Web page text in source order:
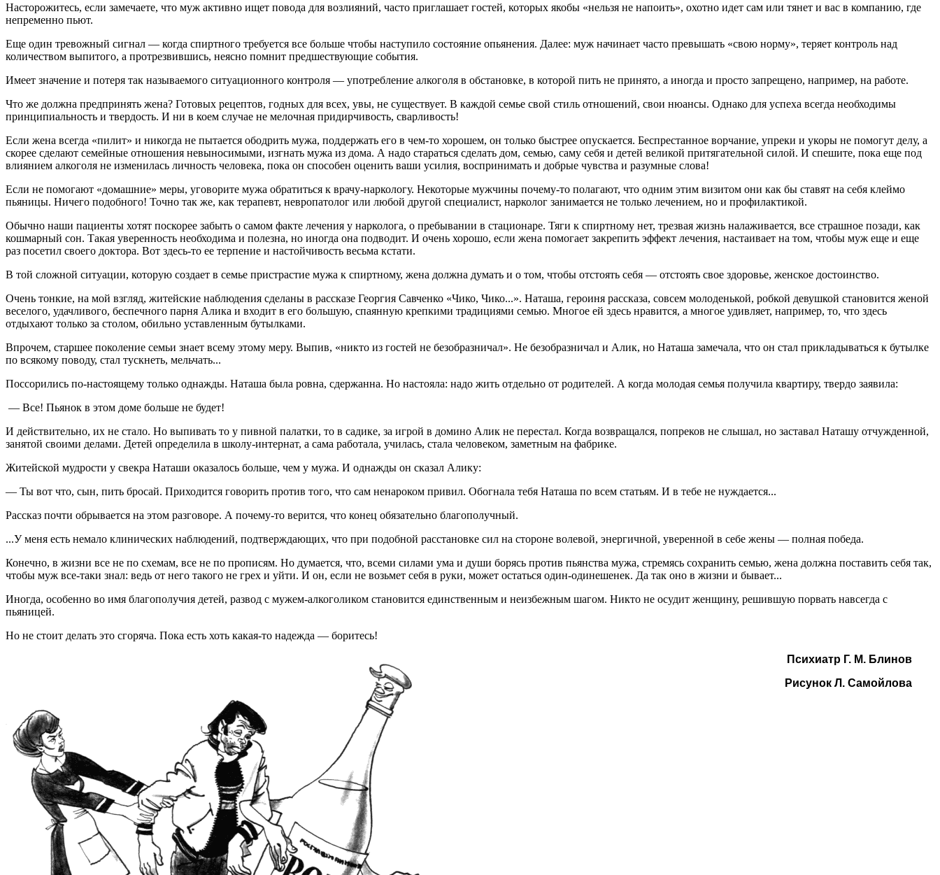
Насторожитесь, если замечаете, что муж активно ищет повода для возлияний, часто приглашает гостей, которых якобы «нельзя не напоить», охотно идет сам или тянет и вас в компанию, где
непременно пьют.
Еще один тревожный сигнал — когда спиртного требуется все больше чтобы наступило состояние опьянения. Далее: муж начинает часто превышать «свою норму», теряет контроль над
количеством выпитого, а протрезвившись, неясно помнит предшествующие события.
Имеет значение и потеря так называемого ситуационного контроля — употребление алкоголя в обстановке, в которой пить не принято, а иногда и просто запрещено, например, на работе.
Что же должна предпринять жена? Готовых рецептов, годных для всех, увы, не существует. В каждой семье свой стиль отношений, свои нюансы. Однако для успеха всегда необходимы
принципиальность и твердость. И ни в коем случае не мелочная придирчивость, сварливость!
Если жена всегда «пилит» и никогда не пытается ободрить мужа, поддержать его в чем-то хорошем, он только быстрее опускается. Беспрестанное ворчание, упреки и укоры не помогут делу, а
скорее сделают семейные отношения невыносимыми, изгнать мужа из дома. А надо стараться сделать дом, семью, саму себя и детей великой притягательной силой. И спешите, пока еще под
влиянием алкоголя не изменилась личность человека, пока он способен оценить ваши усилия, воспринимать и добрые чувства и разумные слова!
Если не помогают «домашние» меры, уговорите мужа обратиться к врачу-наркологу. Некоторые мужчины почему-то полагают, что одним этим визитом они как бы ставят на себя клеймо
пьяницы. Ничего подобного! Точно так же, как терапевт, невропатолог или любой другой специалист, нарколог занимается не только лечением, но и профилактикой.
Обычно наши пациенты хотят поскорее забыть о самом факте лечения у нарколога, о пребывании в стационаре. Тяги к спиртному нет, трезвая жизнь налаживается, все страшное позади, как
кошмарный сон. Такая уверенность необходима и полезна, но иногда она подводит. И очень хорошо, если жена помогает закрепить эффект лечения, настаивает на том, чтобы муж еще и еще
раз посетил своего доктора. Вот здесь-то ее терпение и настойчивость весьма кстати.
В той сложной ситуации, которую создает в семье пристрастие мужа к спиртному, жена должна думать и о том, чтобы отстоять себя — отстоять свое здоровье, женское достоинство.
Очень тонкие, на мой взгляд, житейские наблюдения сделаны в рассказе Георгия Савченко «Чико, Чико...». Наташа, героиня рассказа, совсем молоденькой, робкой девушкой становится женой
веселого, удачливого, беспечного парня Алика и входит в его большую, спаянную крепкими традициями семью. Многое ей здесь нравится, а многое удивляет, например, то, что здесь
отдыхают только за столом, обильно уставленным бутылками.
Впрочем, старшее поколение семьи знает всему этому меру. Выпив, «никто из гостей не безобразничал». Не безобразничал и Алик, но Наташа замечала, что он стал прикладываться к бутылке
по всякому поводу, стал тускнеть, мельчать...
Поссорились по-настоящему только однажды. Наташа была ровна, сдержанна. Но настояла: надо жить отдельно от родителей. А когда молодая семья получила квартиру, твердо заявила:
— Все! Пьянок в этом доме больше не будет!
И действительно, их не стало. Но выпивать то у пивной палатки, то в садике, за игрой в домино Алик не перестал. Когда возвращался, попреков не слышал, но заставал Наташу отчужденной,
занятой своими делами. Детей определила в школу-интернат, а сама работала, училась, стала человеком, заметным на фабрике.
Житейской мудрости у свекра Наташи оказалось больше, чем у мужа. И однажды он сказал Алику:
— Ты вот что, сын, пить бросай. Приходится говорить против того, что сам ненароком привил. Обогнала тебя Наташа по всем статьям. И в тебе не нуждается...
Рассказ почти обрывается на этом разговоре. А почему-то верится, что конец обязательно благополучный.
...У меня есть немало клинических наблюдений, подтверждающих, что при подобной расстановке сил на стороне волевой, энергичной, уверенной в себе жены — полная победа.
Конечно, в жизни все не по схемам, все не по прописям. Но думается, что, всеми силами ума и души борясь против пьянства мужа, стремясь сохранить семью, жена должна поставить себя так,
чтобы муж все-таки знал: ведь от него такого не грех и уйти. И он, если не возьмет себя в руки, может остаться один-одинешенек. Да так оно в жизни и бывает...
Иногда, особенно во имя благополучия детей, развод с мужем-алкоголиком становится единственным и неизбежным шагом. Никто не осудит женщину, решившую порвать навсегда с
пьяницей.
Но не стоит делать это сгоряча. Пока есть хоть какая-то надежда — боритесь!
Психиатр Г. М. Блинов
Рисунок Л. Самойлова